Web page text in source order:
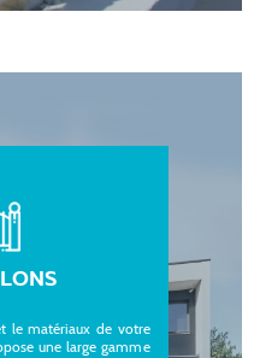
le matériaux de votre
une large gamme